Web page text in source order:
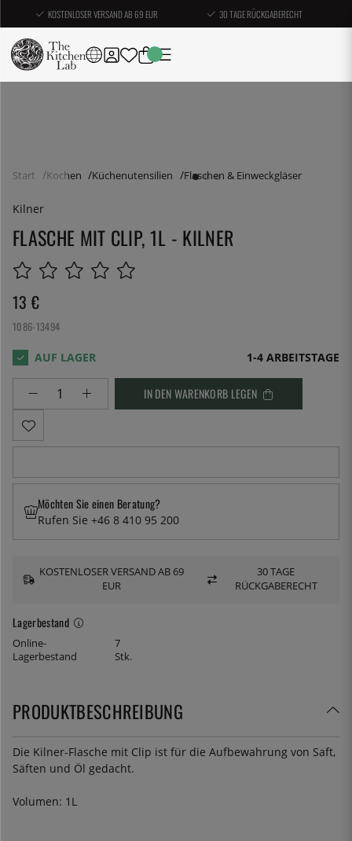
KOSTENLOSER VERSAND AB 69 EUR 30 TAGE RÜCKGABERECHT
Start Kochen Küchenutensilien Flaschen & Einweckgläser
Kilner
FLASCHE MIT CLIP, 1L - KILNER
13 €
1086-13494
1-4 ARBEITSTAGE
IN DEN WARENKORB LEGEN
Lagerbestand
Online-
Lagerbestand
7
Stk.
Möchten Sie einen Beratung?
Rufen Sie +46 8 410 95 200
KOSTENLOSER VERSAND AB 69
EUR
30 TAGE
RÜCKGABERECHT
PRODUKTBESCHREIBUNG
Die Kilner-Flasche mit Clip ist für die Aufbewahrung von Saft,
Säften und Öl gedacht.
Volumen: 1L